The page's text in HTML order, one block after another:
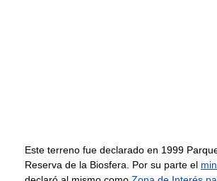
Este terreno fue declarado en 1999
Reserva de la Biosfera. Por su parte el